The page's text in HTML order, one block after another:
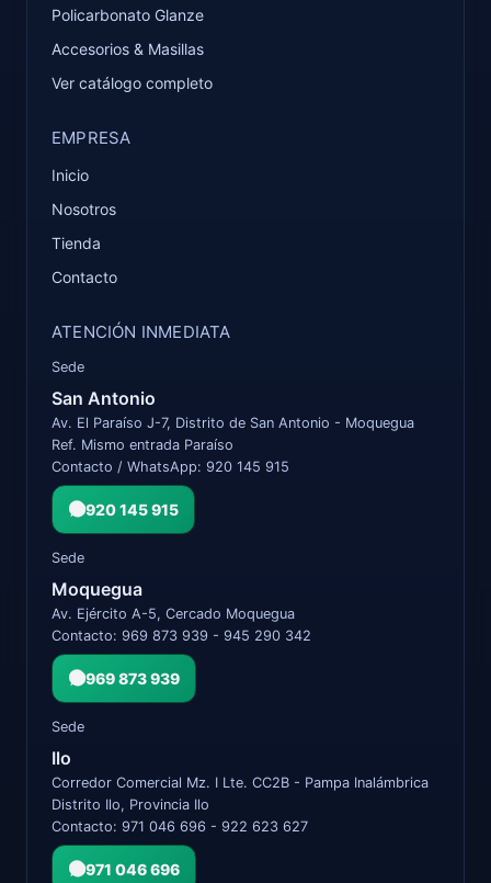
Policarbonato Glanze
Accesorios & Masillas
Ver catálogo completo
EMPRESA
Inicio
Nosotros
Tienda
Contacto
ATENCIÓN INMEDIATA
Sede
San Antonio
Av. El Paraíso J-7, Distrito de San Antonio - Moquegua
Ref. Mismo entrada Paraíso
Contacto / WhatsApp: 920 145 915
920 145 915
Sede
Moquegua
Av. Ejército A-5, Cercado Moquegua
Contacto: 969 873 939 - 945 290 342
969 873 939
Sede
Ilo
Corredor Comercial Mz. I Lte. CC2B - Pampa Inalámbrica
Distrito Ilo, Provincia Ilo
Contacto: 971 046 696 - 922 623 627
971 046 696